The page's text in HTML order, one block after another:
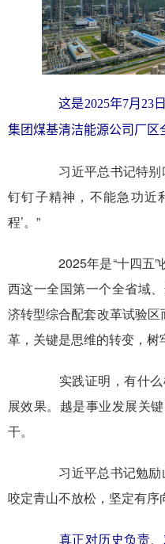
这是2025年7月23
集团煤基清洁能源公司厂区
习近平总书记特别
钉钉子精神，不能急功近
程’。”
2025年是“十四五”
西这一全国第一个全省域
济转型综合配套改革试验区
革，关键是思维的转变，树
实践证明，有什么
展效果。越是事业发展关
干。
习近平总书记勉励
咬定青山不放松，坚定有序
真正对历史负责